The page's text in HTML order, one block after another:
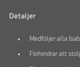
Detaljer
Medföljer alla
Förhindrar att